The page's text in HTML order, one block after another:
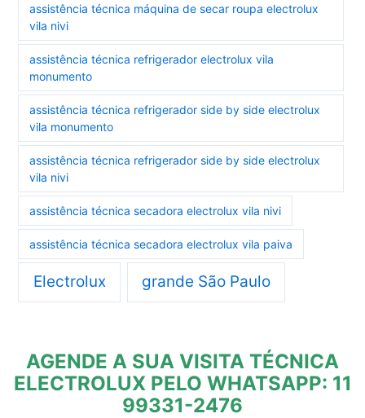
assistência técnica máquina de secar roupa electrolux
vila nivi
assistência técnica refrigerador electrolux vila
monumento
assistência técnica refrigerador side by side electrolux
vila monumento
assistência técnica refrigerador side by side electrolux
vila nivi
assistência técnica secadora electrolux vila nivi
assistência técnica secadora electrolux vila paiva
Electrolux grande São Paulo
AGENDE A SUA VISITA TÉCNICA
ELECTROLUX PELO WHATSAPP: 11
99331-2476